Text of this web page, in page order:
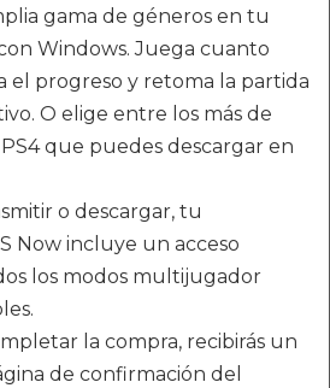
gama de géneros en tu
con Windows. Juega cuanto
el progreso y retoma la partida
O elige entre los más de
que puedes descargar en
o descargar, tu
Now incluye un acceso
los modos multijugador
la compra, recibirás un
de confirmación del